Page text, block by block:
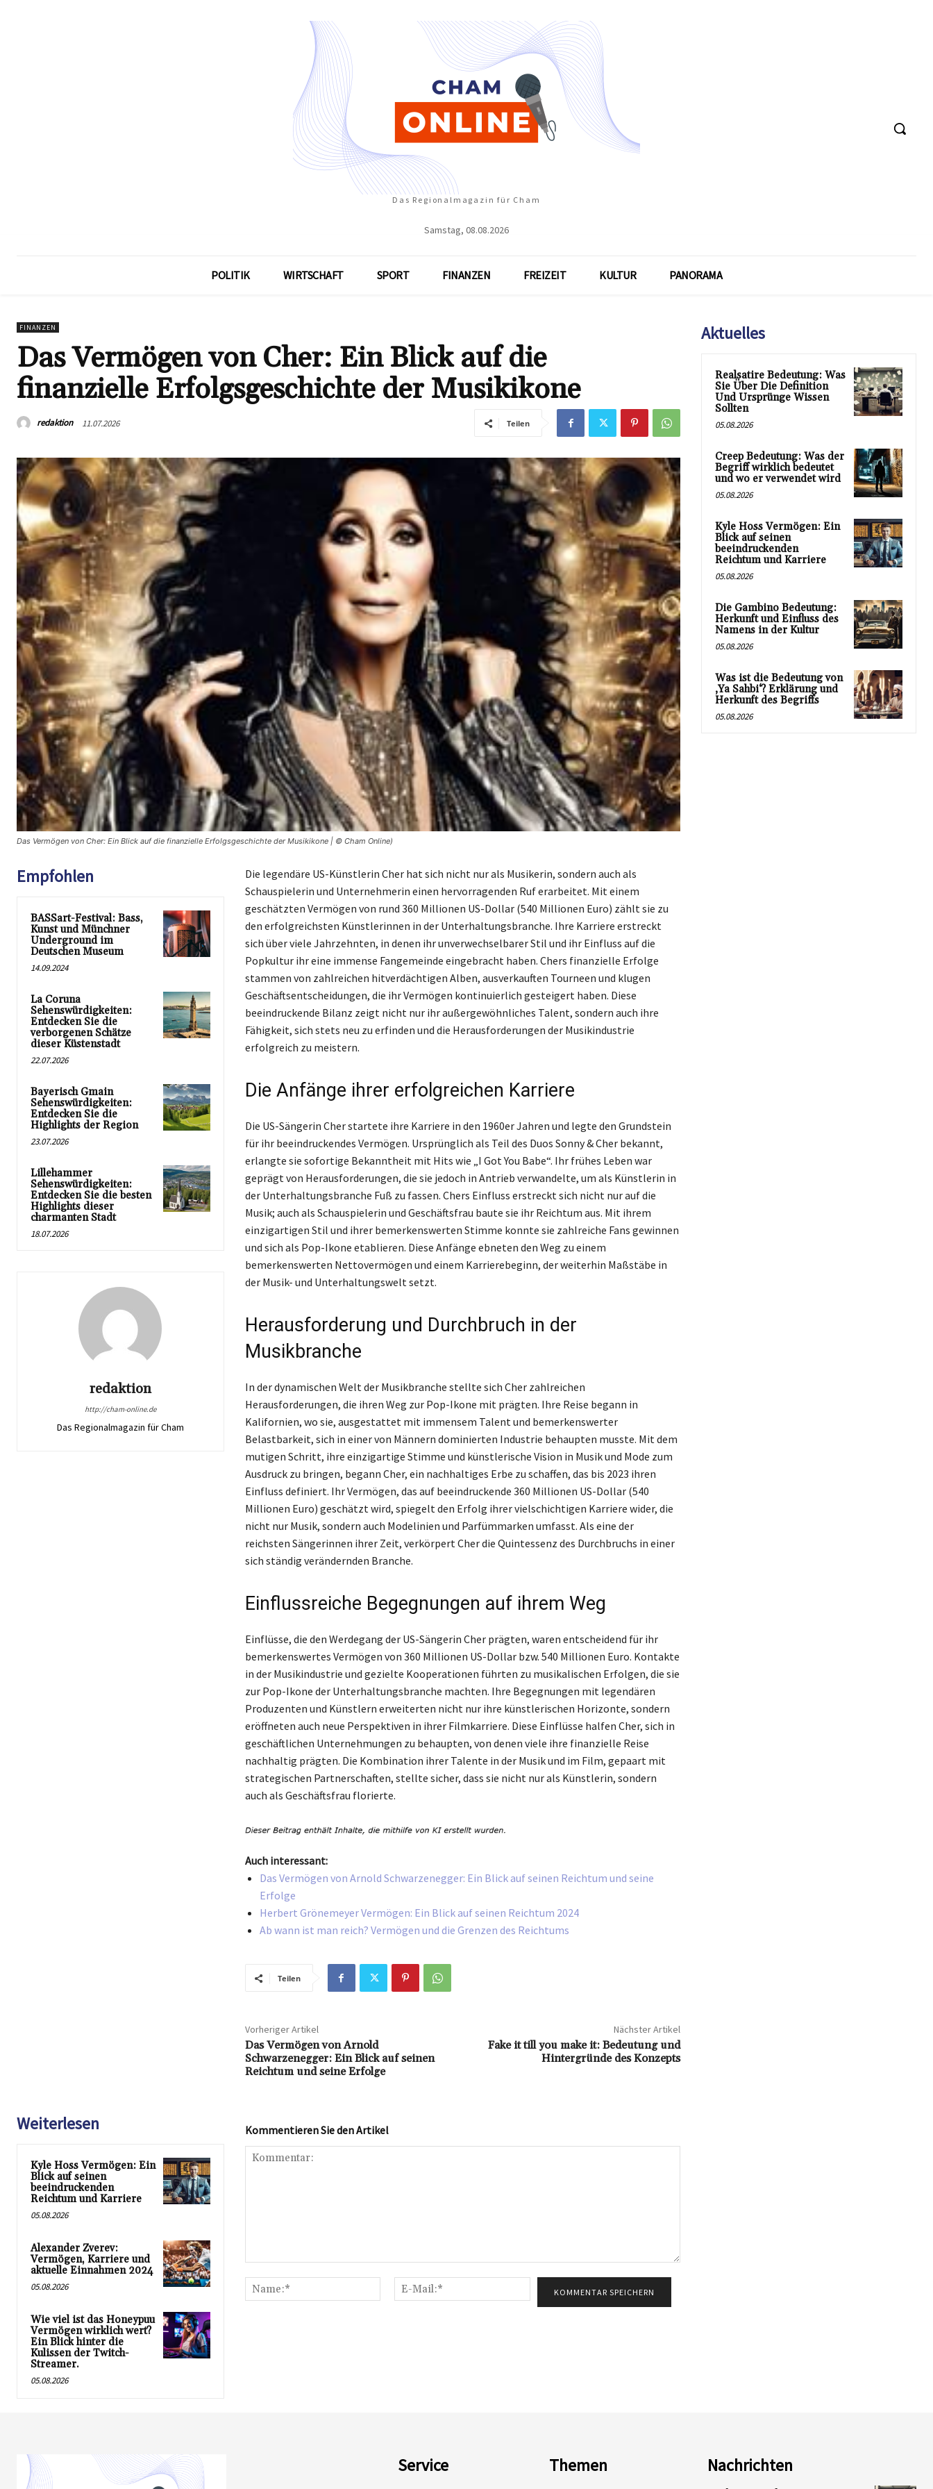
Das Regionalmagazin für Cham
Samstag, 08.08.2026
POLITIK WIRTSCHAFT SPORT FINANZEN FREIZEIT KULTUR PANORAMA
FINANZEN
Das Vermögen von Cher: Ein Blick auf die
finanzielle Erfolgsgeschichte der Musikikone
redaktion 11.07.2026 Teilen
Das Vermögen von Cher: Ein Blick auf die finanzielle Erfolgsgeschichte der Musikikone | © Cham Online)
Empfohlen
BASSart-Festival: Bass,
Kunst und Münchner
Underground im
Deutschen Museum
14.09.2024
La Coruna
Sehenswürdigkeiten:
Entdecken Sie die
verborgenen Schätze
dieser Küstenstadt
22.07.2026
Bayerisch Gmain
Sehenswürdigkeiten:
Entdecken Sie die
Highlights der Region
23.07.2026
Lillehammer
Sehenswürdigkeiten:
Entdecken Sie die besten
Highlights dieser
charmanten Stadt
18.07.2026
redaktion
http://cham-online.de
Das Regionalmagazin für Cham
Die legendäre US-Künstlerin Cher hat sich nicht nur als Musikerin, sondern auch als
Schauspielerin und Unternehmerin einen hervorragenden Ruf erarbeitet. Mit einem
geschätzten Vermögen von rund 360 Millionen US-Dollar (540 Millionen Euro) zählt sie zu
den erfolgreichsten Künstlerinnen in der Unterhaltungsbranche. Ihre Karriere erstreckt
sich über viele Jahrzehnten, in denen ihr unverwechselbarer Stil und ihr Einfluss auf die
Popkultur ihr eine immense Fangemeinde eingebracht haben. Chers finanzielle Erfolge
stammen von zahlreichen hitverdächtigen Alben, ausverkauften Tourneen und klugen
Geschäftsentscheidungen, die ihr Vermögen kontinuierlich gesteigert haben. Diese
beeindruckende Bilanz zeigt nicht nur ihr außergewöhnliches Talent, sondern auch ihre
Fähigkeit, sich stets neu zu erfinden und die Herausforderungen der Musikindustrie
erfolgreich zu meistern.
Die Anfänge ihrer erfolgreichen Karriere
Die US-Sängerin Cher startete ihre Karriere in den 1960er Jahren und legte den Grundstein
für ihr beeindruckendes Vermögen. Ursprünglich als Teil des Duos Sonny & Cher bekannt,
erlangte sie sofortige Bekanntheit mit Hits wie „I Got You Babe“. Ihr frühes Leben war
geprägt von Herausforderungen, die sie jedoch in Antrieb verwandelte, um als Künstlerin in
der Unterhaltungsbranche Fuß zu fassen. Chers Einfluss erstreckt sich nicht nur auf die
Musik; auch als Schauspielerin und Geschäftsfrau baute sie ihr Reichtum aus. Mit ihrem
einzigartigen Stil und ihrer bemerkenswerten Stimme konnte sie zahlreiche Fans gewinnen
und sich als Pop-Ikone etablieren. Diese Anfänge ebneten den Weg zu einem
bemerkenswerten Nettovermögen und einem Karrierebeginn, der weiterhin Maßstäbe in
der Musik- und Unterhaltungswelt setzt.
Herausforderung und Durchbruch in der
Musikbranche
In der dynamischen Welt der Musikbranche stellte sich Cher zahlreichen
Herausforderungen, die ihren Weg zur Pop-Ikone mit prägten. Ihre Reise begann in
Kalifornien, wo sie, ausgestattet mit immensem Talent und bemerkenswerter
Belastbarkeit, sich in einer von Männern dominierten Industrie behaupten musste. Mit dem
mutigen Schritt, ihre einzigartige Stimme und künstlerische Vision in Musik und Mode zum
Ausdruck zu bringen, begann Cher, ein nachhaltiges Erbe zu schaffen, das bis 2023 ihren
Einfluss definiert. Ihr Vermögen, das auf beeindruckende 360 Millionen US-Dollar (540
Millionen Euro) geschätzt wird, spiegelt den Erfolg ihrer vielschichtigen Karriere wider, die
nicht nur Musik, sondern auch Modelinien und Parfümmarken umfasst. Als eine der
reichsten Sängerinnen ihrer Zeit, verkörpert Cher die Quintessenz des Durchbruchs in einer
sich ständig verändernden Branche.
Einflussreiche Begegnungen auf ihrem Weg
Einflüsse, die den Werdegang der US-Sängerin Cher prägten, waren entscheidend für ihr
bemerkenswertes Vermögen von 360 Millionen US-Dollar bzw. 540 Millionen Euro. Kontakte
in der Musikindustrie und gezielte Kooperationen führten zu musikalischen Erfolgen, die sie
zur Pop-Ikone der Unterhaltungsbranche machten. Ihre Begegnungen mit legendären
Produzenten und Künstlern erweiterten nicht nur ihre künstlerischen Horizonte, sondern
eröffneten auch neue Perspektiven in ihrer Filmkarriere. Diese Einflüsse halfen Cher, sich in
geschäftlichen Unternehmungen zu behaupten, von denen viele ihre finanzielle Reise
nachhaltig prägten. Die Kombination ihrer Talente in der Musik und im Film, gepaart mit
strategischen Partnerschaften, stellte sicher, dass sie nicht nur als Künstlerin, sondern
auch als Geschäftsfrau florierte.
Auch interessant:
Das Vermögen von Arnold Schwarzenegger: Ein Blick auf seinen Reichtum und seine
Erfolge
Herbert Grönemeyer Vermögen: Ein Blick auf seinen Reichtum 2024
Ab wann ist man reich? Vermögen und die Grenzen des Reichtums
Teilen
Vorheriger Artikel
Das Vermögen von Arnold
Schwarzenegger: Ein Blick auf seinen
Reichtum und seine Erfolge
Nächster Artikel
Fake it till you make it: Bedeutung und
Hintergründe des Konzepts
Weiterlesen
Kyle Hoss Vermögen: Ein
Blick auf seinen
beeindruckenden
Reichtum und Karriere
05.08.2026
Alexander Zverev:
Vermögen, Karriere und
aktuelle Einnahmen 2024
05.08.2026
Wie viel ist das Honeypuu
Vermögen wirklich wert?
Ein Blick hinter die
Kulissen der Twitch-
Streamer.
05.08.2026
Kommentieren Sie den Artikel
Name:*
Mail:*
Aktuelles
Realsatire Bedeutung: Was
Sie Über Die Definition
Und Ursprünge Wissen
Sollten
05.08.2026
Creep Bedeutung: Was der
Begriff wirklich bedeutet
und wo er verwendet wird
05.08.2026
Kyle Hoss Vermögen: Ein
Blick auf seinen
beeindruckenden
Reichtum und Karriere
05.08.2026
Die Gambino Bedeutung:
Herkunft und Einfluss des
Namens in der Kultur
05.08.2026
Was ist die Bedeutung von
‚Ya Sahbi‘? Erklärung und
Herkunft des Begriffs
05.08.2026
Service Themen Nachrichten